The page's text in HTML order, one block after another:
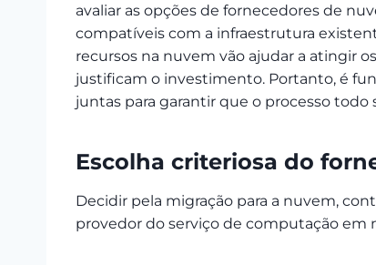
avaliar as opções de fornecedores de
compatíveis com a infraestrutura
recursos na nuvem vão ajudar a atingir
justificam o investimento. Portanto, é
juntas para garantir que o processo todo
Escolha criteriosa do
Decidir pela migração para a nuvem,
provedor do serviço de computação em